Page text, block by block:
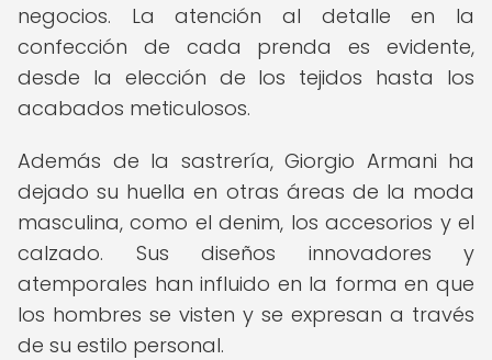
negocios. La atención al detalle en la
confección de cada prenda es evidente,
desde la elección de los tejidos hasta los
acabados meticulosos.
Además de la sastrería, Giorgio Armani ha
dejado su huella en otras áreas de la moda
masculina, como el denim, los accesorios y el
calzado. Sus diseños innovadores y
atemporales han influido en la forma en que
los hombres se visten y se expresan a través
de su estilo personal.